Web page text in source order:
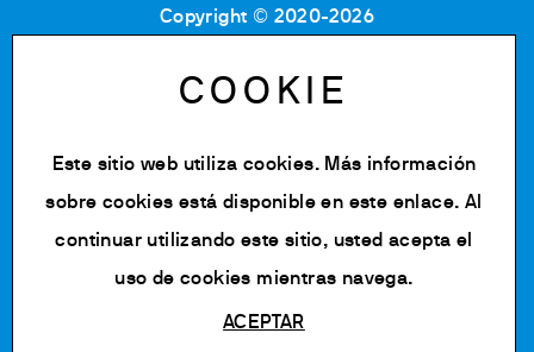
Copyright © 2020-2026
Iscrizione Registro Imprese MB: 06955700155
Política de privacidad
Cookie Policy
COOKIE
Este sitio web utiliza cookies. Más información
sobre cookies está disponible en este enlace. Al
continuar utilizando este sitio, usted acepta el
uso de cookies mientras navega.
ACEPTAR
Powered by Siglacom